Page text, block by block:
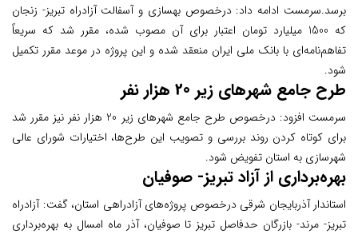
برسد.سرمست ادامه داد: درخصوص بهسازی و آسفالت آزادراه تبریز- زنجان
که 1500 میلیارد تومان اعتبار برای آن مصوب شده، مقرر شد که سریعاً
تفاهم‌نامه‌ای با بانک ملی ایران منعقد شده و این پروژه در موعد مقرر تکمیل
شود.
طرح جامع شهرهای زیر 20 هزار نفر
سرمست افزود: درخصوص طرح جامع شهرهای زیر 20 هزار نفر نیز مقرر شد
برای کوتاه کردن روند بررسی و تصویب این طرح‌ها، اختیارات شورای عالی
شهرسازی به استان تفویض شود.
بهره‌برداری از آزاد تبریز- صوفیان
استاندار آذربایجان شرقی درخصوص پروژه‌های آزادراهی استان، گفت: آزادراه
تبریز- مرند- بازرگان حدفاصل تبریز تا صوفیان، آذر ماه امسال به بهره‌برداری